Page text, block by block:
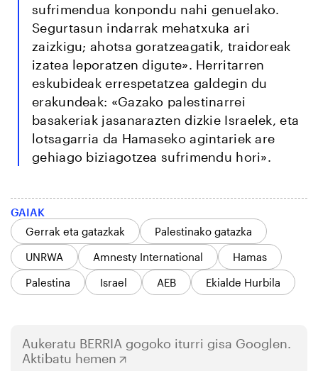
sufrimendua konpondu nahi genuelako.
Segurtasun indarrak mehatxuka ari
zaizkigu; ahotsa goratzeagatik, traidoreak
izatea leporatzen digute». Herritarren
eskubideak errespetatzea galdegin du
erakundeak: «Gazako palestinarrei
basakeriak jasanarazten dizkie Israelek, eta
lotsagarria da Hamaseko agintariek are
gehiago biziagotzea sufrimendu hori».
GAIAK
Gerrak eta gatazkak
Palestinako gatazka
UNRWA
Amnesty International
Hamas
Palestina
Israel AEB Ekialde Hurbila
Aukeratu BERRIA gogoko iturri gisa Googlen.
Aktibatu hemen